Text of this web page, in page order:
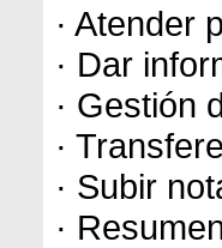
· Atender
· Dar
· Gestión
·
· Subir
·